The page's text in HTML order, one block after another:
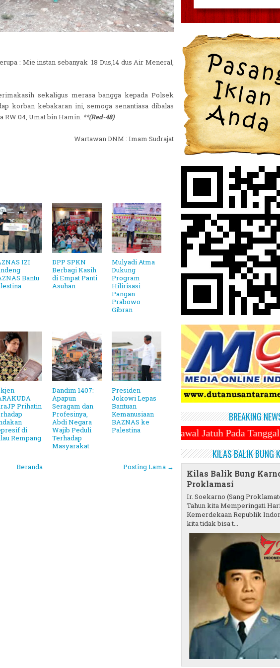
: Mie instan sebanyak 18 Dus,14 dus Air Meneral,
sekaligus merasa bangga kepada Polsek
korban kebakaran ini, semoga senantiasa dibalas
RW 04, Umat bin Hamin. **(Red-48)
Wartawan DNM : Imam Sudrajat
IZI
Bantu
DPP SPKN
Berbagi Kasih
di Empat Panti
Asuhan
Mulyadi Atma
Dukung
Program
Hilirisasi
Pangan
Prabowo
Gibran
Prihatin
di
Rempang
Dandim 1407:
Apapun
Seragam dan
Profesinya,
Abdi Negara
Wajib Peduli
Terhadap
Masyarakat
Presiden
Jokowi Lepas
Bantuan
Kemanusiaan
BAZNAS ke
Palestina
Posting Lama →
Beranda
BREAKING
1 Maret 2025 ~||~ 1 Syawal Jatuh Pada Tanggal 31 Maret
KILAS BALIK BUNG
Kilas Balik Bung
Proklamasi
Ir. Soekarno (Sang
Tahun kita Memperingati
Kemerdekaan Republik
kita tidak bisa t...